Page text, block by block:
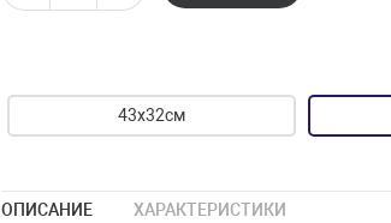
43х32см
ОПИСАНИЕ ХАРАКТЕРИСТИКИ